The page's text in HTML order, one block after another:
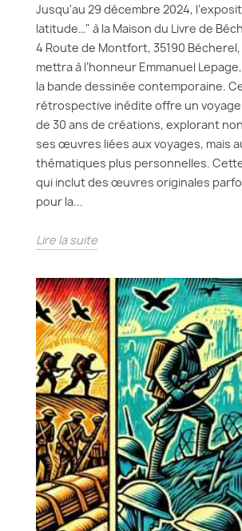
Jusqu'au 29 décembre 2024,
latitude…" à la Maison du Livre de
4 Route de Montfort, 35190 Bécherel,
mettra à l’honneur Emmanuel
la bande dessinée contemporaine.
rétrospective inédite offre un
de 30 ans de créations, explorant
ses œuvres liées aux voyages, mais
thématiques plus personnelles.
qui inclut des œuvres originales
pour la...
Lire la suite